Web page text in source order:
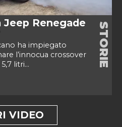
Renegade
ha impiegato
l’innocua crossover
litri...
STORIE
VIDEO